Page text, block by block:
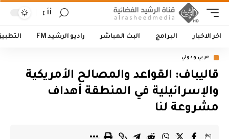
أأ
اخر الاخبار البرامج البث المباشر راديو الرشيد FM
عربي ودولي
قاليباف: القواعد والمصالح الأمريكية
والإسرائيلية في المنطقة أهداف
مشروعة لنا